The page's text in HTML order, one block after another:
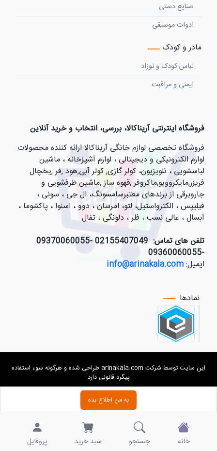
به من اطلاع بده
فروشگاه اینترنتی آریناکالا، بررسی، انتخاب و خرید آنلاین
فروشگاه تخصصی لوازم خانگی آریناکالا ارائه کننده محصولات
لوازم الکترونیکی و دیجیتالی ، لوازم آشپزخانه ، ماشین
لباسشویی ، تلویزیون، کولر گازی, کولر آبی,هود ,فر ,یخچال
فریزر,مایکروویو,ماکروفر ,قهوه ساز ,ماشین ظرفشویی و
جاروبرقی از برندهای معتبرسامسونگ، ال جی ، سونی ،
فیلیپس ، الکترواستیل، لتو، امرسان ، دوو ، اسنوا ، پاکشوما ،
آبسال ، عالی نسب ، فلر ، دلونگی ، تفال
تلفن های تماس:
021
55407049 -09370060055
-09360060055
ایمیل:info@arinakala.com
نمادها
صنایع دستی
ادوات موسیقی
مادر و کودک
لباس کودک و نوزاد
ایمنی و مراقبت
این سایت توسط شرکت arinakala.com طراحی شده و هرگونه سوء استفاده
پیگرد قانونی دارد
خانه جستجو سبد خرید پروفایل